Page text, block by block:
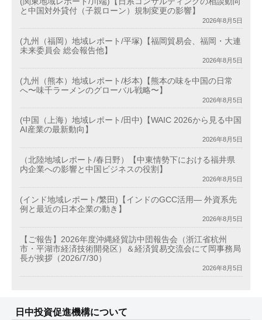
と中国対外貸付（子親ローン）規制変更の影響】
2026年8月5日
(九州（福岡）地域レポート/平塚)【福岡貿易会、福岡・大連
未来委員会 総会報告他】
2026年8月5日
(九州（熊本）地域レポート/杉本)【熊本の味を中国の日常
へ〜味千ラーメンのグローバル戦略〜】
2026年8月5日
(中国（上海）地域レポート/田中)【WAIC 2026から見る中国
AI産業の最新動向】
2026年8月5日
（北陸地域レポート/春日野）【中東情勢下における福井県
内企業への影響と中国ビジネスの役割】
2026年8月5日
(インド地域レポート/繁田)【インドのGCC活用― 外資系先
例と最近の日本企業の動き】
2026年8月5日
【ご報告】2026年度沖縄経貿訪中団報告会（浙江省杭州
市・平湖市経済技術開発区）＆経済貿易交流会にて岡事務局
長が挨拶（2026/7/30）
2026年8月5日
日中投資促進機構について